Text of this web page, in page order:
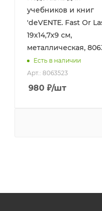
учебников и книг
'deVENTE. Fast Or
19x14,7x9 см,
металлическая,
Есть в наличии
Арт.: 8063523
980 ₽/шт